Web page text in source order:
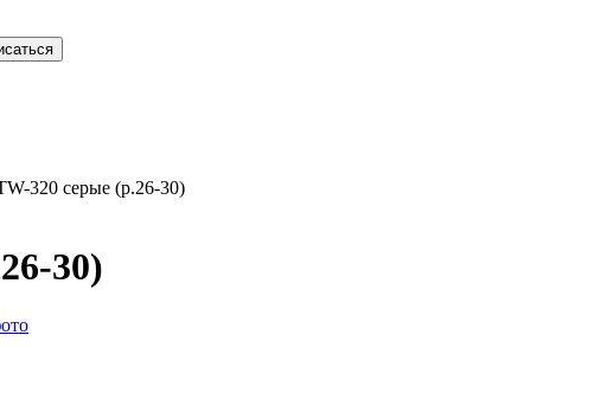
320 серые (р.26-30)
30)